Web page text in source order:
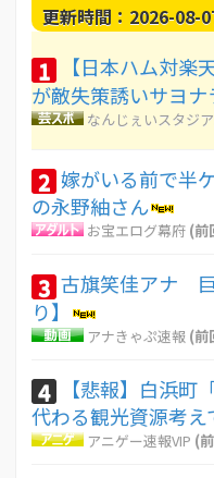
更新時間：2026-08-
1
【日本ハム対
が敵失策誘いサヨ
なんじぇいスタジ
2 嫁がいる前で半
の永野紬さん
お宝エログ幕府 (前
3 古旗笑佳アナ
り】
アナきゃぷ速報 (前
4
【悲報】白浜町
代わる観光資源考え
アニゲー速報VIP (